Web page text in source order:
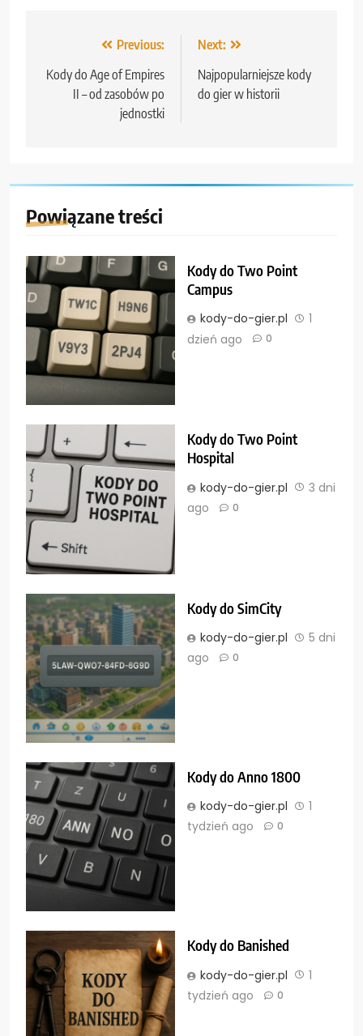
Nawigacja
wpisu
Previous:
Kody do Age of Empires
II – od zasobów po
jednostki
Next:
Najpopularniejsze kody
do gier w historii
Powiązane treści
Kody do Two Point
Campus
kody-do-gier.pl
1
dzień ago
0
Kody do Two Point
Hospital
kody-do-gier.pl
3 dni
ago
0
Kody do SimCity
kody-do-gier.pl
5 dni
ago
0
Kody do Anno 1800
kody-do-gier.pl
1
tydzień ago
0
Kody do Banished
kody-do-gier.pl
1
tydzień ago
0